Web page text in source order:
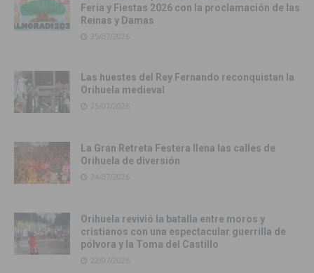
Feria y Fiestas 2026 con la proclamación de las
Reinas y Damas
25/07/2026
Las huestes del Rey Fernando reconquistan la
Orihuela medieval
25/07/2026
La Gran Retreta Festera llena las calles de
Orihuela de diversión
24/07/2026
Orihuela revivió la batalla entre moros y
cristianos con una espectacular guerrilla de
pólvora y la Toma del Castillo
22/07/2026